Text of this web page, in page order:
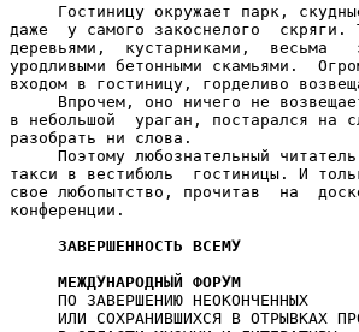
Гостиницу окружает парк,
даже  у самого закоснелого  скряги.
деревьями,  кустарниками,  весьма
уродливыми бетонными скамьями.
входом в гостиницу, горделиво
Впрочем, оно ничего не
в небольшой  ураган, постарался на
разобрать ни слова.
Поэтому любознательный
такси в вестибюль  гостиницы. И
свое любопытство, прочитав  на
конференции.
ЗАВЕРШЕННОСТЬ ВСЕМУ
МЕЖДУНАРОДНЫЙ ФОРУМ